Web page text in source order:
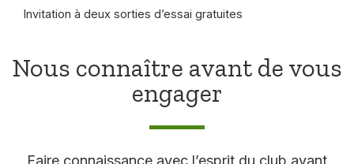
Invitation à deux sorties d’essai gratuites
Nous connaître avant de vous
engager